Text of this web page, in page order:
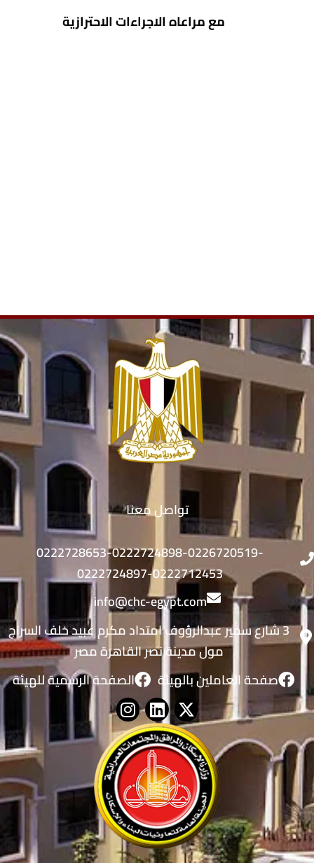
مع مراعاه الاجراءات الاحترازية
تواصل معنا
0222728653-0222724898-0226720519-
0222724897-0222712453
info@chc-egypt.com
3 شارع سمير عبدالرؤوف امتداد مكرم عبيد خلف السراج
مول مدينة نصر القاهرة مصر
صفحة العاملين بالهيئة
الصفحة الرسمية للهيئة